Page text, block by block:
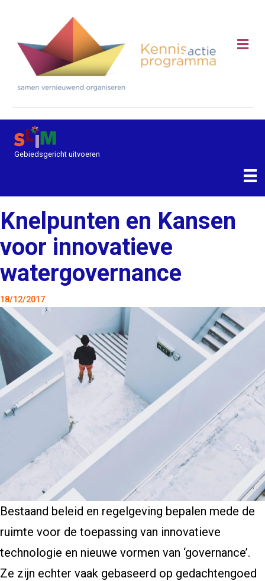
Gebiedsgericht uitvoeren
Knelpunten en Kansen
voor innovatieve
watergovernance
18/12/2017
Bestaand beleid en regelgeving bepalen mede de
ruimte voor de toepassing van innovatieve
technologie en nieuwe vormen van ‘governance’.
Ze zijn echter vaak gebaseerd op gedachtengoed